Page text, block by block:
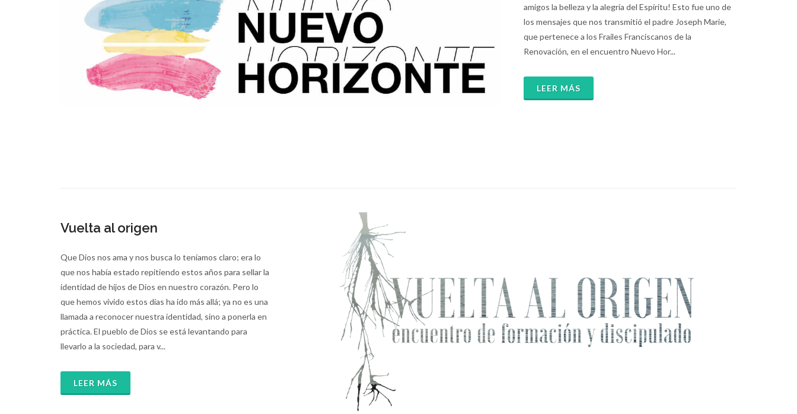
amigos la belleza y la alegría del Espíritu! Esto fue uno de
los mensajes que nos transmitió el padre Joseph Marie,
que pertenece a los Frailes Franciscanos de la
Renovación, en el encuentro Nuevo Hor...
LEER MÁS
Vuelta al origen
Que Dios nos ama y nos busca lo teníamos claro; era lo
que nos había estado repitiendo estos años para sellar la
identidad de hijos de Dios en nuestro corazón. Pero lo
que hemos vivido estos días ha ido más allá; ya no es una
llamada a reconocer nuestra identidad, sino a ponerla en
práctica. El pueblo de Dios se está levantando para
llevarlo a la sociedad, para v...
LEER MÁS